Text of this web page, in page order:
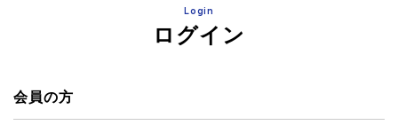
Login
ログイン
会員の方